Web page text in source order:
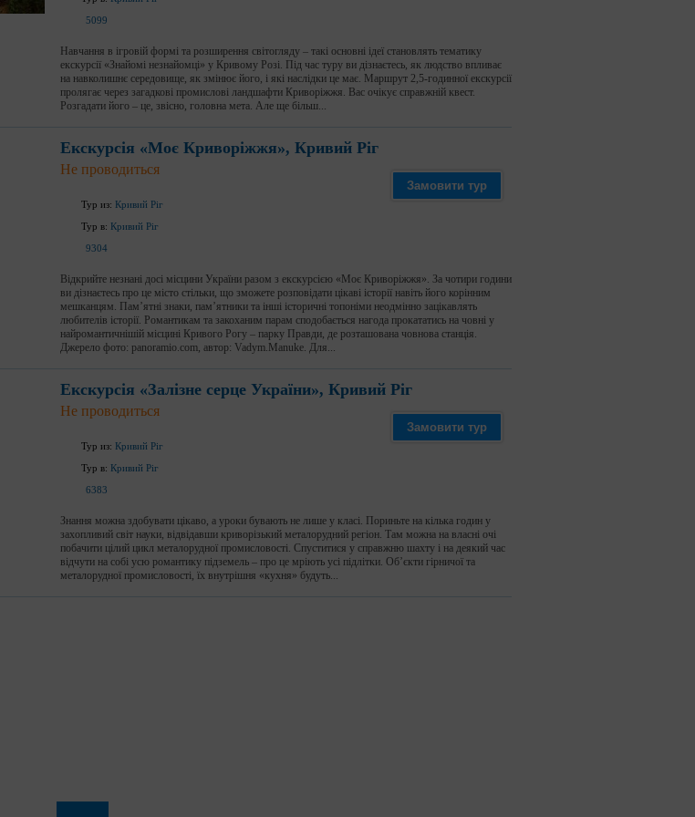
5099
Навчання в ігровій формі та розширення світогляду – такі основні ідеї становлять тематику
екскурсії «Знайомі незнайомці» у Кривому Розі. Під час туру ви дізнаєтесь, як людство впливає
на навколишнє середовище, як змінює його, і які наслідки це має. Маршрут 2,5-годинної екскурсії
пролягає через загадкові промислові ландшафти Криворіжжя. Вас очікує справжній квест.
Розгадати його – це, звісно, головна мета. Але ще більш...
Екскурсія «Моє Криворіжжя», Кривий Ріг
Не проводиться
Тур из: Кривий Ріг
Тур в: Кривий Ріг
9304
Замовити тур
Відкрийте незнані досі місцини України разом з екскурсією «Моє Криворіжжя». За чотири години
ви дізнаєтесь про це місто стільки, що зможете розповідати цікаві історії навіть його корінним
мешканцям. Пам’ятні знаки, пам’ятники та інші історичні топоніми неодмінно зацікавлять
любителів історії. Романтикам та закоханим парам сподобається нагода прокататись на човні у
найромантичнішій місцині Кривого Рогу – парку Правди, де розташована човнова станція.
Джерело фото: panoramio.com, автор: Vadym.Manuke. Для...
Екскурсія «Залізне серце України», Кривий Ріг
Не проводиться
Тур из: Кривий Ріг
Тур в: Кривий Ріг
6383
Замовити тур
Знання можна здобувати цікаво, а уроки бувають не лише у класі. Пориньте на кілька годин у
захопливий світ науки, відвідавши криворізький металорудний регіон. Там можна на власні очі
побачити цілий цикл металорудної промисловості. Спуститися у справжню шахту і на деякий час
відчути на собі усю романтику підземель – про це мріють усі підлітки. Об’єкти гірничої та
металорудної промисловості, їх внутрішня «кухня» будуть...